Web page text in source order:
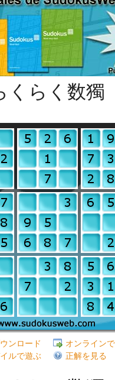
くらく数獨
ンロード
オンライン
ルで遊ぶ
正解を見る